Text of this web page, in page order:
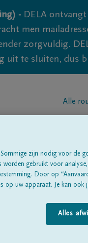
- DELA
men
zorgvuldig.
uit te sluiten, dus
Alle
zijn nodig voor de
worden gebruikt voor
Door op
op uw apparaat. Je kan ook
Alles